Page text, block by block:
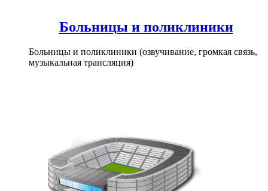
Больницы и поликлиники
Больницы и поликлиники (озвучивание, громкая связь,
музыкальная трансляция)